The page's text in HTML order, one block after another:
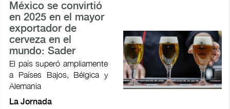
México se convirtió
en 2025 en el mayor
exportador de
cerveza en el
mundo: Sader
El país superó ampliamente
a Países Bajos, Bélgica y
Alemania
La Jornada